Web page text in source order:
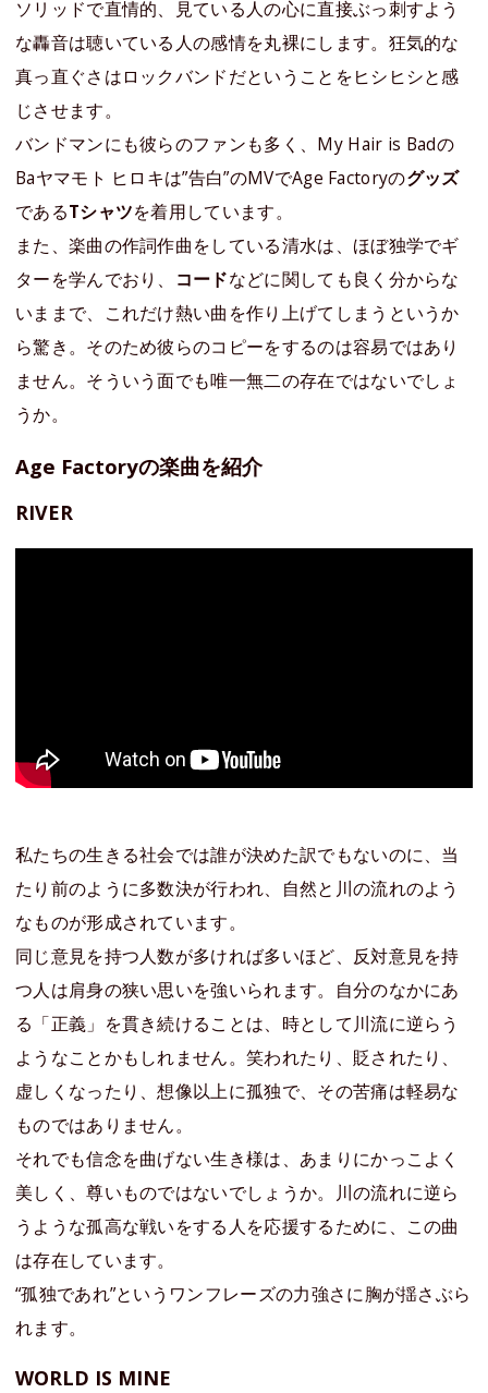
ソリッドで直情的、見ている人の心に直接ぶっ刺すよう
な轟音は聴いている人の感情を丸裸にします。狂気的な
真っ直ぐさはロックバンドだということをヒシヒシと感
じさせます。
バンドマンにも彼らのファンも多く、My Hair is Badの
Baヤマモト ヒロキは”告白”のMVでAge Factoryのグッズ
であるTシャツを着用しています。
また、楽曲の作詞作曲をしている清水は、ほぼ独学でギ
ターを学んでおり、
コードなどに関しても良く分からな
いままで、これだけ熱い曲を作り上げてしまうというか
ら驚き。そのため彼らのコピーをするのは容易ではあり
ません。そういう面でも唯一無二の存在ではないでしょ
うか。
Age Factoryの楽曲を紹介
RIVER
私たちの生きる社会では誰が決めた訳でもないのに、当
たり前のように多数決が行われ、自然と川の流れのよう
なものが形成されています。
同じ意見を持つ人数が多ければ多いほど、反対意見を持
つ人は肩身の狭い思いを強いられます。自分のなかにあ
る「正義」を貫き続けることは、時として川流に逆らう
ようなことかもしれません。笑われたり、貶されたり、
虚しくなったり、想像以上に孤独で、その苦痛は軽易な
ものではありません。
それでも信念を曲げない生き様は、あまりにかっこよく
美しく、尊いものではないでしょうか。川の流れに逆ら
うような孤高な戦いをする人を応援するために、この曲
は存在しています。
“孤独であれ”というワンフレーズの力強さに胸が揺さぶら
れます。
WORLD IS MINE